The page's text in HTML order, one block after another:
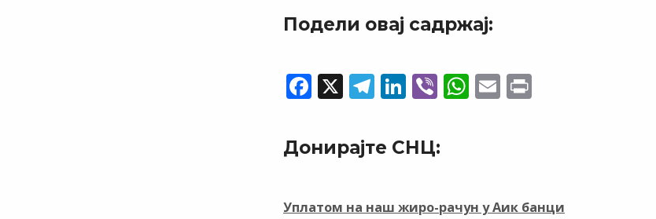
Подели овај садржај:
F
e
b
o
X T
e
gr
m
Li
k
e
n
Vi
er
W
p
E
Донирајте СНЦ:
Уплатом на наш жиро-рачун у Аик банци